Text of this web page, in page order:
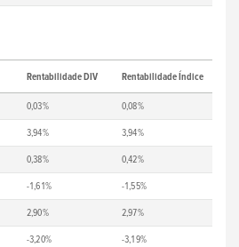
Rentabilidade DIV Rentabilidade Índice
0,03% 0,08%
3,94% 3,94%
0,38% 0,42%
-1,61% -1,55%
2,90% 2,97%
-3,20% -3,19%